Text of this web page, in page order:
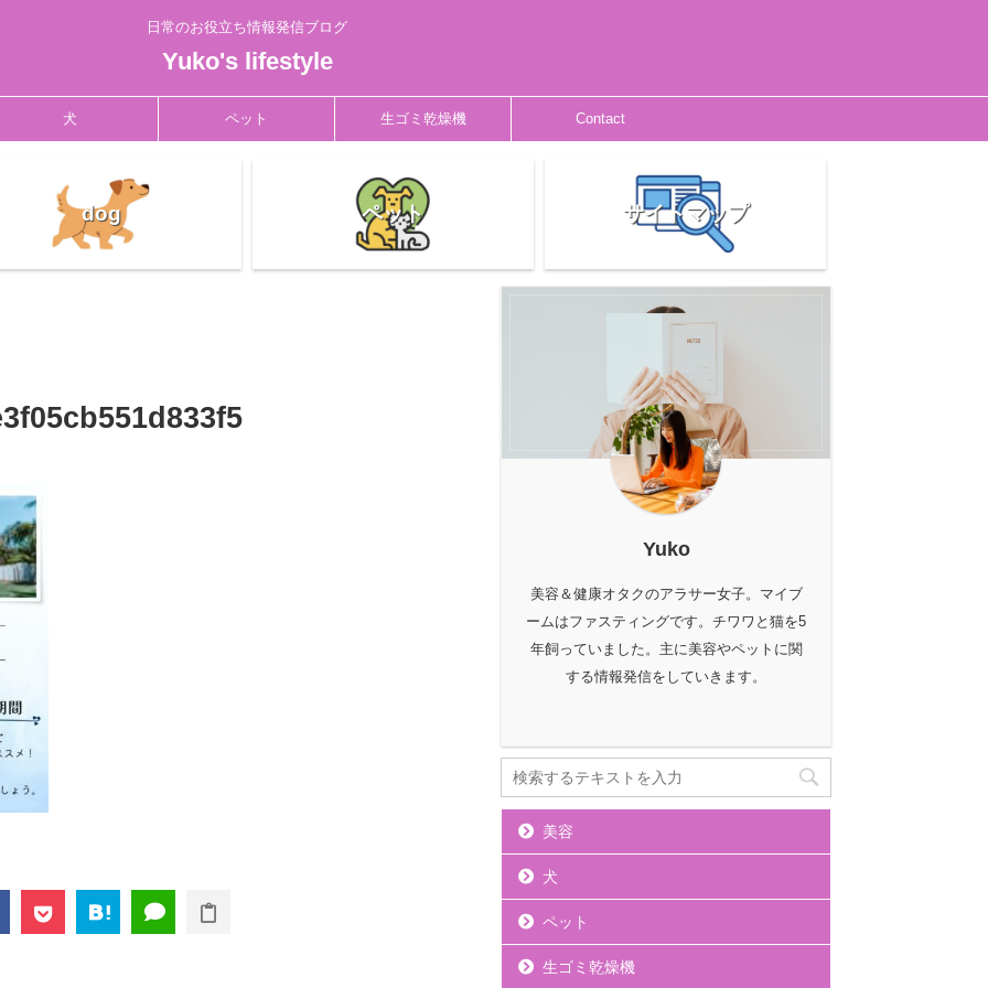
日常のお役立ち情報発信ブログ
Yuko's lifestyle
犬 ペット 生ゴミ乾燥機 Contact
dog ペット サイトマップ
Yuko
美容＆健康オタクのアラサー女子。マイブ
ームはファスティングです。チワワと猫を5
年飼っていました。主に美容やペットに関
する情報発信をしていきます。
美容
犬
ペット
生ゴミ乾燥機